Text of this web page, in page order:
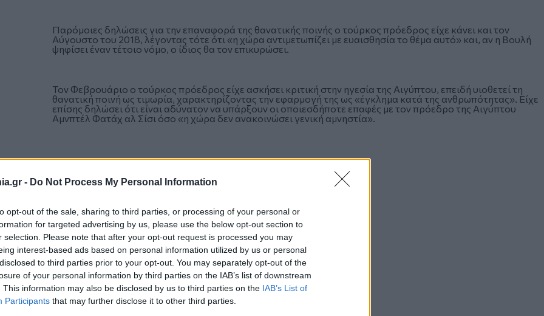
- Do Not Process My Personal Information
opt-out of the sale, sharing to third parties, or processing of your personal or
for targeted advertising by us, please use the below opt-out section to
selection. Please note that after your opt-out request is processed you may
interest-based ads based on personal information utilized by us or personal
to third parties prior to your opt-out. You may separately opt-out of the
of your personal information by third parties on the IAB’s list of downstream
This information may also be disclosed by us to third parties on the IAB’s List of
Participants that may further disclose it to other third parties.
Παρόμοιες δηλώσεις για την επαναφορά της θανατικής ποινής ο τούρκος πρόεδρος είχε κάνει και τον
Αύγουστο του 2018, λέγοντας τότε ότι «η χώρα αντιμετωπίζει με ευαισθησία το θέμα αυτό» και, αν η Βουλή
ψηφίσει έναν τέτοιο νόμο, ο ίδιος θα τον επικυρώσει.
Τον Φεβρουάριο ο τούρκος πρόεδρος είχε ασκήσει κριτική στην ηγεσία της Αιγύπτου, επειδή υιοθετεί τη
θανατική ποινή ως τιμωρία, χαρακτηρίζοντας την εφαρμογή της ως «έγκλημα κατά της ανθρωπότητας». Είχε
επίσης δηλώσει ότι είναι αδύνατον να υπάρξουν οι οποιεσδήποτε επαφές με τον πρόεδρο της Αιγύπτου
Αμνπτέλ Φατάχ αλ Σίσι όσο «η χώρα δεν ανακοινώσει γενική αμνηστία».